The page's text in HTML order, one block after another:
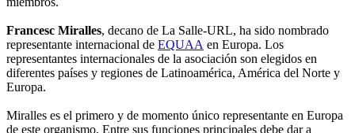
Francesc Miralles, decano de La Salle-URL, ha sido nombrado
representante internacional de EQUAA en Europa. Los
representantes internacionales de la asociación son elegidos en
diferentes países y regiones de Latinoamérica, América del Norte y
Europa.
Miralles es el primero y de momento único representante en Europa
de este organismo. Entre sus funciones principales debe dar a